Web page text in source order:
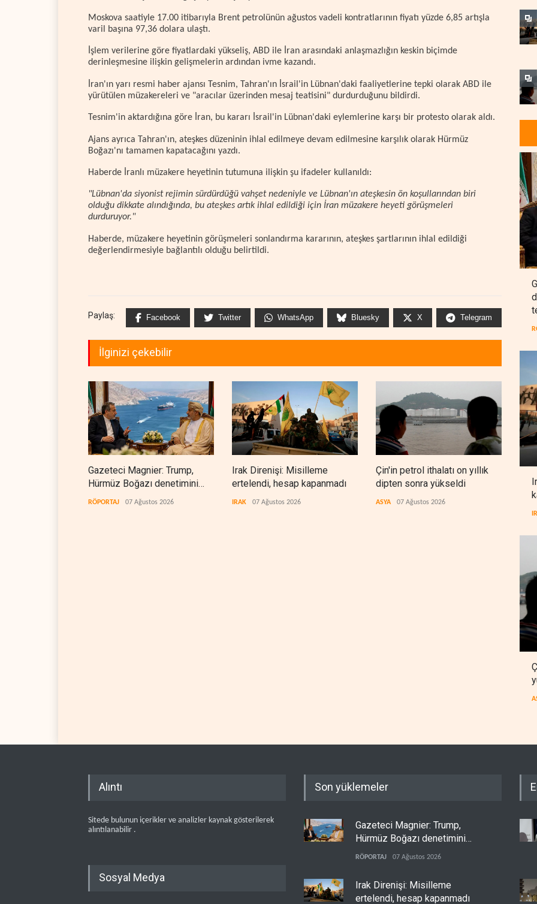
Moskova saatiyle 17.00 itibarıyla Brent petrolünün ağustos vadeli kontratlarının fiyatı yüzde 6,85 artışla
varil başına 97,36 dolara ulaştı.
İşlem verilerine göre fiyatlardaki yükseliş, ABD ile İran arasındaki anlaşmazlığın keskin biçimde
derinleşmesine ilişkin gelişmelerin ardından ivme kazandı.
İran'ın yarı resmi haber ajansı Tesnim, Tahran'ın İsrail'in Lübnan'daki faaliyetlerine tepki olarak ABD ile
yürütülen müzakereleri ve "aracılar üzerinden mesaj teatisini" durdurduğunu bildirdi.
Tesnim'in aktardığına göre İran, bu kararı İsrail'in Lübnan'daki eylemlerine karşı bir protesto olarak aldı.
Ajans ayrıca Tahran'ın, ateşkes düzeninin ihlal edilmeye devam edilmesine karşılık olarak Hürmüz
Boğazı'nı tamamen kapatacağını yazdı.
Haberde İranlı müzakere heyetinin tutumuna ilişkin şu ifadeler kullanıldı:
"Lübnan'da siyonist rejimin sürdürdüğü vahşet nedeniyle ve Lübnan'ın ateşkesin ön koşullarından biri
olduğu dikkate alındığında, bu ateşkes artık ihlal edildiği için İran müzakere heyeti görüşmeleri
durduruyor."
Haberde, müzakere heyetinin görüşmeleri sonlandırma kararının, ateşkes şartlarının ihlal edildiği
değerlendirmesiyle bağlantılı olduğu belirtildi.
Paylaş: Facebook Twitter WhatsApp Bluesky X Telegram
İlginizi çekebilir
Gazeteci Magnier: Trump,
Hürmüz Boğazı denetimini
doğrudan İran ve Umman'a
RÖPORTAJ 07 Ağustos 2026
Irak Direnişi: Misilleme
ertelendi, hesap kapanmadı
IRAK 07 Ağustos 2026
Çin'in petrol ithalatı on yıllık
dipten sonra yükseldi
ASYA 07 Ağustos 2026
Alıntı
Sitede bulunun içerikler ve analizler kaynak gösterilerek
alıntılanabilir .
Sosyal Medya
Son yüklemeler
Gazeteci Magnier: Trump,
Hürmüz Boğazı denetimini
doğrudan İran ve Umman'a
RÖPORTAJ 07 Ağustos 2026
Irak Direnişi: Misilleme
ertelendi, hesap kapanmadı